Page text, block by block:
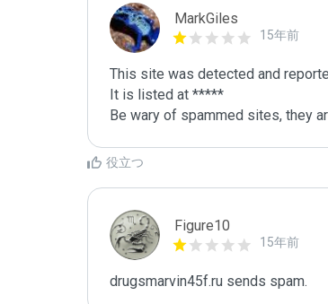
MarkGiles
15年前
This site was detected and
It is listed at *****
Be wary of spammed sites, they
役立つ
Figure10
15年前
drugsmarvin45f.ru sends spam.